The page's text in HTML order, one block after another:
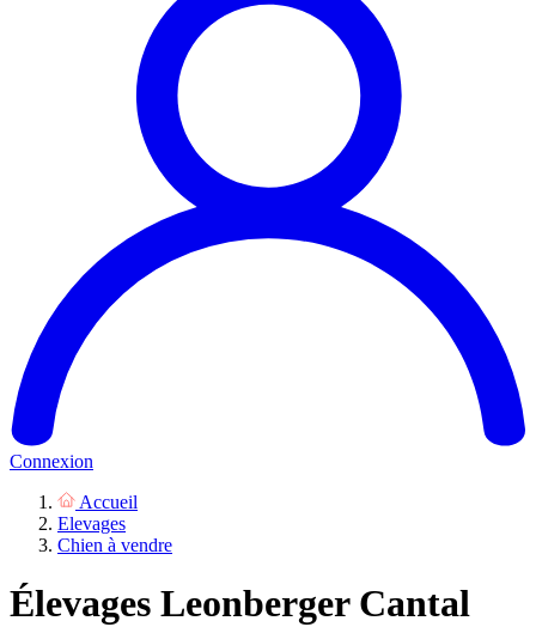
Connexion
Accueil
Elevages
Chien à vendre
Élevages Leonberger Cantal